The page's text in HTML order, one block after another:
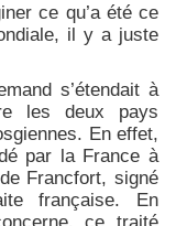
ce qu’a été ce
il y a juste
s’étendait à
les deux pays
En effet,
par la France à
Francfort, signé
française. En